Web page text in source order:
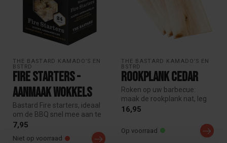
THE BASTARD KAMADO’S EN
BSTRD
Fire starters -
aanmaak wokkels
Bastard Fire starters, ideaal
om de BBQ snel mee aan te
steken. De wokkels best...
7,95
Niet op voorraad
THE BASTARD KAMADO’S EN
BSTRD
Rookplank Cedar
Roken op uw barbecue:
maak de rookplank nat, leg
de rookplank op het rooster
16,95
Op voorraad